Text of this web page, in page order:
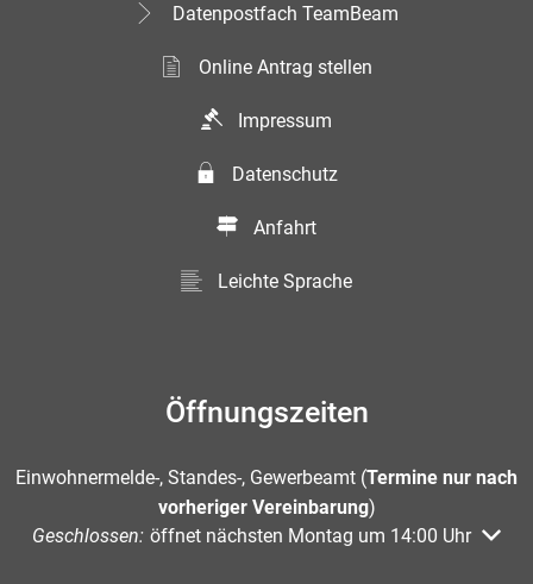
Datenpostfach TeamBeam
Online Antrag stellen
Impressum
Datenschutz
Anfahrt
Leichte Sprache
Öffnungszeiten
Einwohnermelde-, Standes-, Gewerbeamt (Termine nur nach
vorheriger Vereinbarung)
Klicken, um weitere Öffnungs- oder Schließzeiten
Geschlossen: öffnet nächsten Montag um 14:00 Uhr